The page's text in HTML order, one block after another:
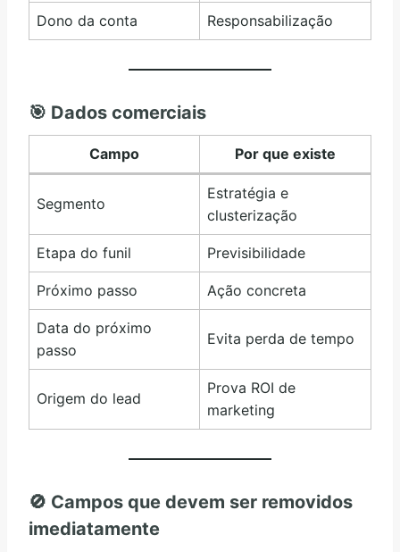
Dono da conta Responsabilização
🎯 Dados comerciais
Campo Por que existe
Segmento
Estratégia e
clusterização
Etapa do funil Previsibilidade
Próximo passo Ação concreta
Data do próximo
passo
Evita perda de tempo
Origem do lead
Prova ROI de
marketing
🚫 Campos que devem ser removidos
imediatamente